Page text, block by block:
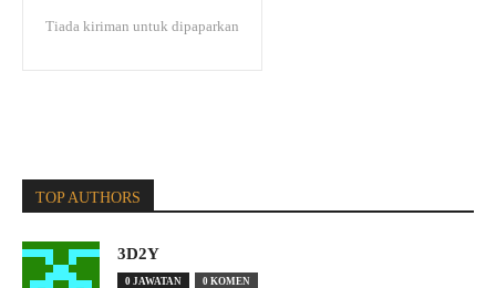
Tiada kiriman untuk dipaparkan
TOP AUTHORS
3D2Y
0 JAWATAN 0 KOMEN